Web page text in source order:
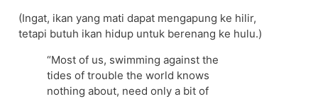
(Ingat, ikan yang mati dapat mengapung ke hilir,
tetapi butuh ikan hidup untuk berenang ke hulu.)
“Most of us, swimming against the
tides of trouble the world knows
nothing about, need only a bit of